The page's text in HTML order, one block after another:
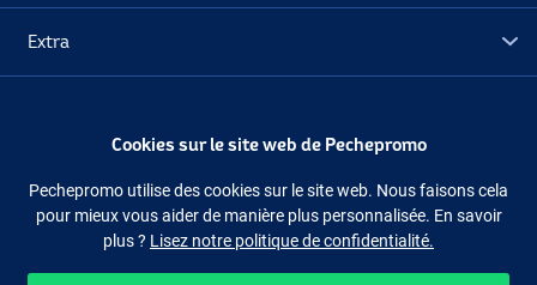
Extra
Suivez-nous Facebook Instagram
Cookies sur le site web de Pechepromo
Pechepromo utilise des cookies sur le site web. Nous faisons cela
pour mieux vous aider de manière plus personnalisée. En savoir
plus ? Lisez notre politique de confidentialité.